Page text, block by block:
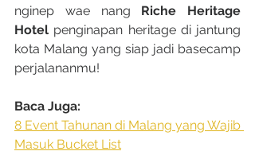
nginep wae nang Riche Heritage
Hotel penginapan heritage di jantung
kota Malang yang siap jadi basecamp
perjalananmu!
Baca Juga:
8 Event Tahunan di Malang yang Wajib
Masuk Bucket List